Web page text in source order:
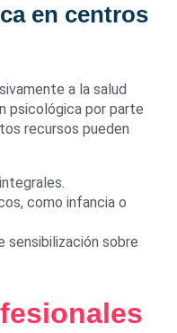
en centros
a la salud
psicológica por parte
recursos pueden
como infancia o
sensibilización sobre